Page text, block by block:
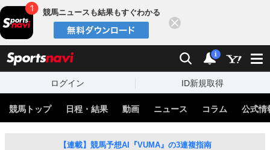
競馬ニュースも結果もすぐわかる
検索 通知
i
ログイン ID新規取得
競馬トップ 日程・結果 動画 ニュース コラム 公式情
【連載】競馬予想AI『VUMA』の3連複指南